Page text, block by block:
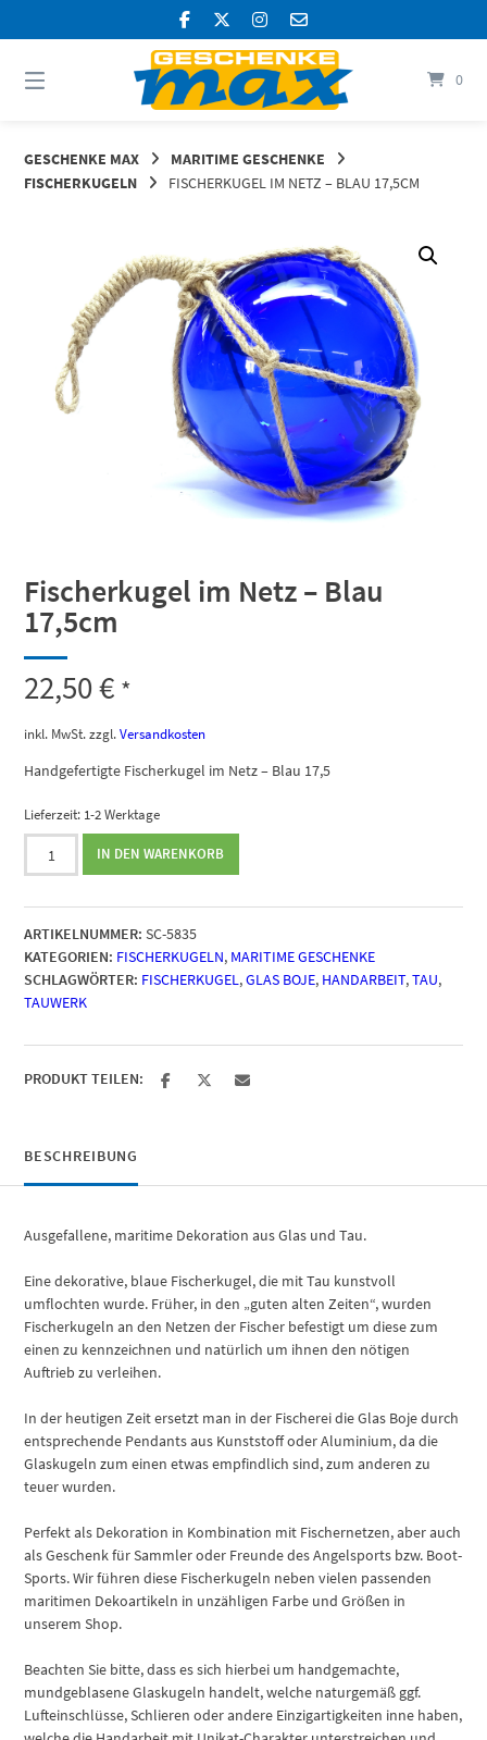
Inhalt
0
GESCHENKE MAX
MARITIME GESCHENKE
FISCHERKUGELN
FISCHERKUGEL IM NETZ – BLAU 17,5CM
Fischerkugel im Netz – Blau
17,5cm
22,50€ *
inkl. MwSt. zzgl.Versandkosten
Handgefertigte Fischerkugel im Netz – Blau 17,5
Lieferzeit: 1-2 Werktage
Fischerkugel
-
Blau
17,5cm
Menge
IN DEN WARENKORB
ARTIKELNUMMER: SC-5835
KATEGORIEN: FISCHERKUGELN, MARITIME GESCHENKE
SCHLAGWÖRTER: FISCHERKUGEL,GLAS BOJE, HANDARBEIT,TAU,
TAUWERK
PRODUKT TEILEN:
BESCHREIBUNG
Ausgefallene, maritime Dekoration aus Glas und Tau.
Eine dekorative, blaue Fischerkugel, die mit Tau kunstvoll
umflochten wurde. Früher, in den „guten alten Zeiten“, wurden
Fischerkugeln an den Netzen der Fischer befestigt um diese zum
einen zu kennzeichnen und natürlich um ihnen den nötigen
Auftrieb zu verleihen.
In der heutigen Zeit ersetzt man in der Fischerei die Glas Boje durch
entsprechende Pendants aus Kunststoff oder Aluminium, da die
Glaskugeln zum einen etwas empfindlich sind, zum anderen zu
teuer wurden.
Perfekt als Dekoration in Kombination mit Fischernetzen, aber auch
als Geschenk für Sammler oder Freunde des Angelsports bzw. Boot-
Sports. Wir führen diese Fischerkugeln neben vielen passenden
maritimen Dekoartikeln in unzähligen Farbe und Größen in
unserem Shop.
Beachten Sie bitte, dass es sich hierbei um handgemachte,
mundgeblasene Glaskugeln handelt, welche naturgemäß ggf.
Lufteinschlüsse, Schlieren oder andere Einzigartigkeiten inne haben,